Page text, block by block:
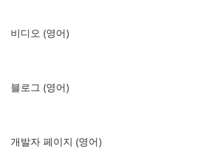
비디오 (영어)
블로그 (영어)
개발자 페이지 (영어)